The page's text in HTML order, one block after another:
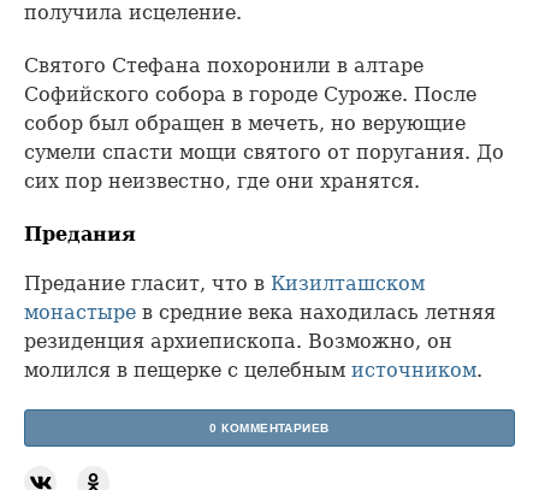
получила исцеление.
Святого Стефана похоронили в алтаре
Софийского собора в городе Суроже. После
собор был обращен в мечеть, но верующие
сумели спасти мощи святого от поругания. До
сих пор неизвестно, где они хранятся.
Предания
Предание гласит, что в Кизилташском
монастыре в средние века находилась летняя
резиденция архиепископа. Возможно, он
молился в пещерке с целебным источником.
0 КОММЕНТАРИЕВ